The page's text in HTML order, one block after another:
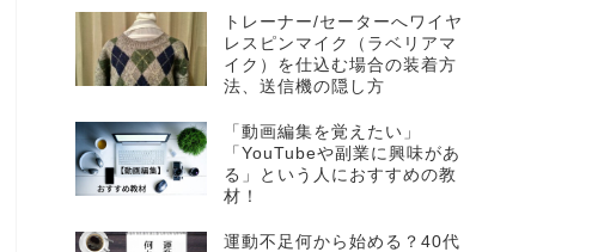
トレーナー/セーターへワイヤ
レスピンマイク（ラベリアマ
イク）を仕込む場合の装着方
法、送信機の隠し方
「動画編集を覚えたい」
「YouTubeや副業に興味があ
る」という人におすすめの教
材！
運動不足何から始める？40代